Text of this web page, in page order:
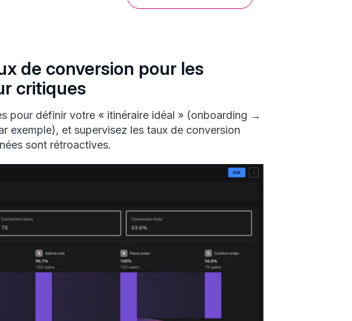
de conversion pour les
critiques
pour définir votre « itinéraire idéal » (onboarding →
exemple), et supervisez les taux de conversion
sont rétroactives.